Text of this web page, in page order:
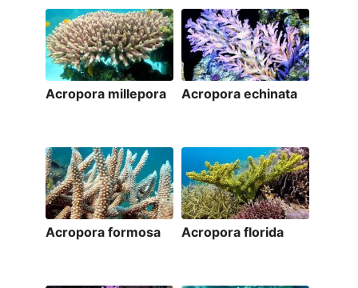
Acropora millepora Acropora echinata
Acropora formosa Acropora florida